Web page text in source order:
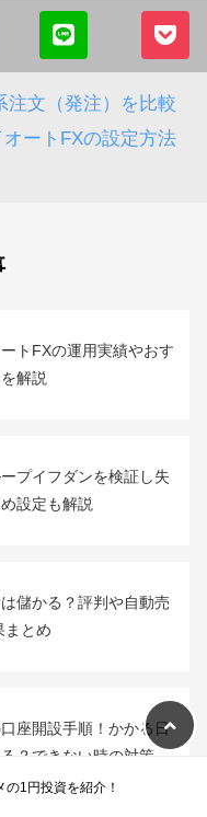
、投資型クラウドフ
資を実践。
績あり。日経系の雑
家としてテレビにも出
注文（発注）を比較
ートFXの設定方法
トFXの運用実績やおす
解説
プイフダンを検証し失
設定も解説
1円投資を紹介！